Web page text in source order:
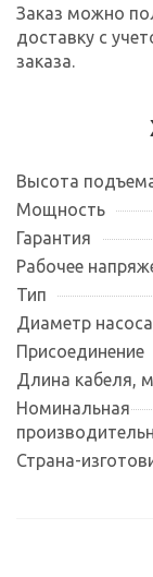
Заказ можно
доставку с
заказа.
Высота
Мощность
Гарантия
Рабочее
Тип
Диаметр
Присоединение
Длина кабеля, м
Номинальная
Страна-